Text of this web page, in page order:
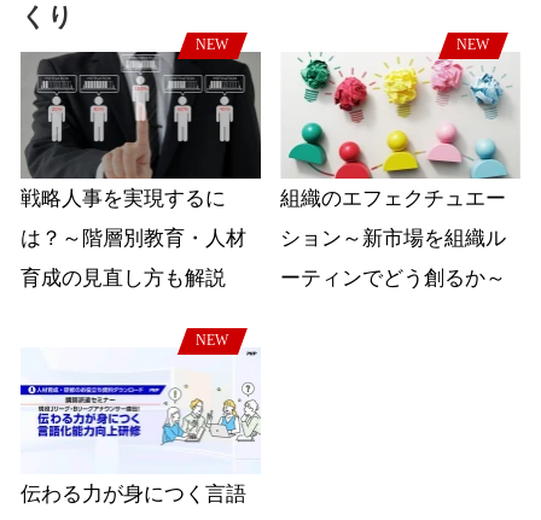
くり
NEW
戦略人事を実現するに
は？～階層別教育・人材
育成の見直し方も解説
NEW
組織のエフェクチュエー
ション～新市場を組織ル
ーティンでどう創るか～
NEW
伝わる力が身につく言語